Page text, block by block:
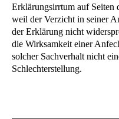
Erklärungsirrtum auf Seiten
weil der Verzicht in seiner
der Erklärung nicht
die Wirksamkeit einer
solcher Sachverhalt nicht
Schlechterstellung.